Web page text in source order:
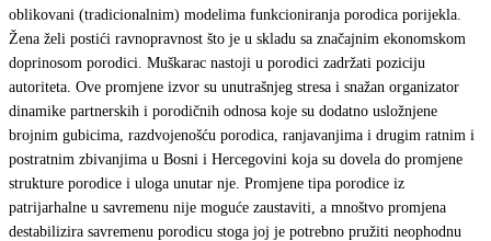
oblikovani (tradicionalnim) modelima funkcioniranja porodica porijekla.
Žena želi postići ravnopravnost što je u skladu sa značajnim ekonomskom
doprinosom porodici. Muškarac nastoji u porodici zadržati poziciju
autoriteta. Ove promjene izvor su unutrašnjeg stresa i snažan organizator
dinamike partnerskih i porodičnih odnosa koje su dodatno usložnjene
brojnim gubicima, razdvojenošću porodica, ranjavanjima i drugim ratnim i
postratnim zbivanjima u Bosni i Hercegovini koja su dovela do promjene
strukture porodice i uloga unutar nje. Promjene tipa porodice iz
patrijarhalne u savremenu nije moguće zaustaviti, a mnoštvo promjena
destabilizira savremenu porodicu stoga joj je potrebno pružiti neophodnu